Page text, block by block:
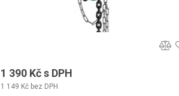
1 390 Kč s DPH
1 149 Kč bez DPH